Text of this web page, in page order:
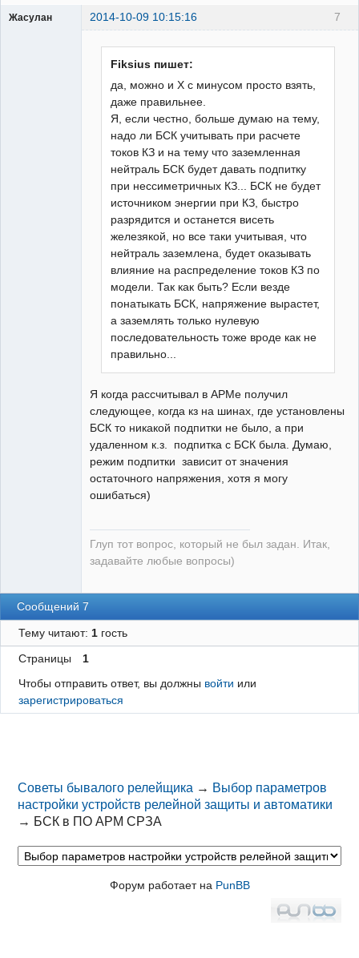
7
Жасулан 2014-10-09 10:15:16
Fiksius пишет:
да, можно и Х с минусом просто взять,
даже правильнее.
Я, если честно, больше думаю на тему,
надо ли БСК учитывать при расчете
токов КЗ и на тему что заземленная
нейтраль БСК будет давать подпитку
при нессиметричных КЗ... БСК не будет
источником энергии при КЗ, быстро
разрядится и останется висеть
железякой, но все таки учитывая, что
нейтраль заземлена, будет оказывать
влияние на распределение токов КЗ по
модели. Так как быть? Если везде
понатыкать БСК, напряжение вырастет,
а заземлять только нулевую
последовательность тоже вроде как не
правильно...
Я когда рассчитывал в АРМе получил
следующее, когда кз на шинах, где установлены
БСК то никакой подпитки не было, а при
удаленном к.з. подпитка с БСК была. Думаю,
режим подпитки зависит от значения
остаточного напряжения, хотя я могу
ошибаться)
Глуп тот вопрос, который не был задан. Итак,
задавайте любые вопросы)
Сообщений 7
Тему читают: 1гость
Страницы
1
Чтобы отправить ответ, вы должны войти или
зарегистрироваться
Советы бывалого релейщика → Выбор параметров
настройки устройств релейной защиты и автоматики
→ БСК в ПО АРМ СРЗА
Форум работает на PunBB